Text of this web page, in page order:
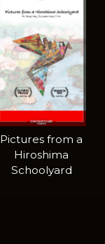
Pictures from a
Hiroshima
Schoolyard